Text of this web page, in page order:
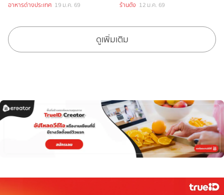
อาหารต่างประเทศ 19 ม.ค. 69 ร้านดัง 12 ม.ค. 69
ดูเพิ่มเติม